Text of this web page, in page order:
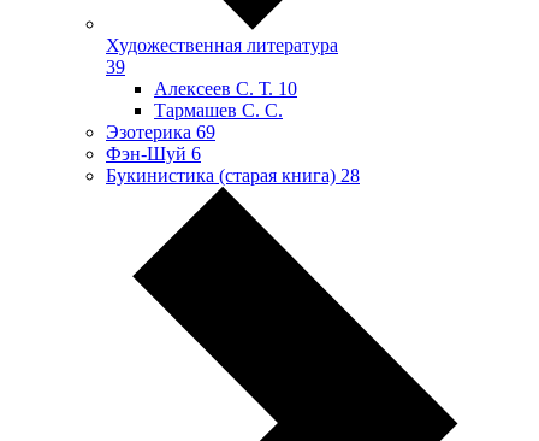
Художественная литература
39
Алексеев С. Т. 10
Тармашев С. С.
Эзотерика 69
Фэн-Шуй 6
Букинистика (старая книга) 28